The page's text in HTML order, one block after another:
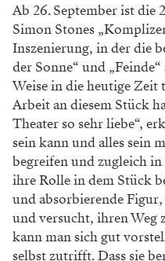
Ab 26. September ist die
Simon Stones
Inszenierung, in der die
der Sonne“ und
Weise in die heutige Zeit
Arbeit an diesem Stück
Theater so sehr liebe“,
sein kann und alles sein
begreifen und zugleich in
ihre Rolle in dem Stück
und absorbierende
und versucht, ihren Weg
kann man sich gut
selbst zutrifft. Dass sie